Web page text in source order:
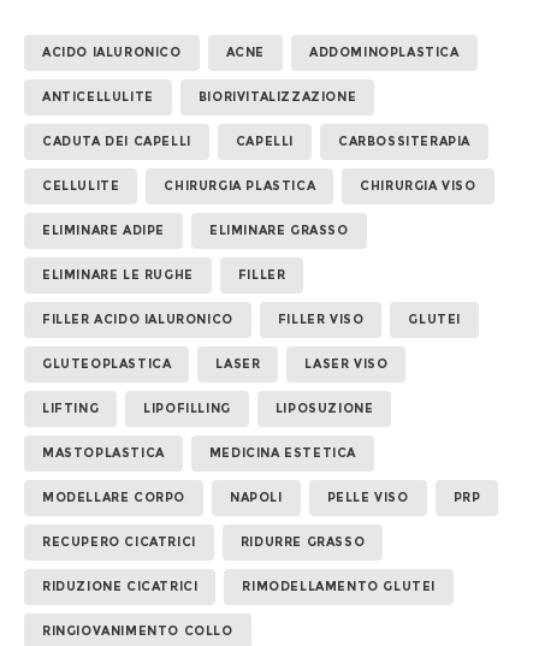
ACIDO IALURONICO ACNE ADDOMINOPLASTICA
ANTICELLULITE BIORIVITALIZZAZIONE
CADUTA DEI CAPELLI CAPELLI CARBOSSITERAPIA
CELLULITE CHIRURGIA PLASTICA CHIRURGIA VISO
ELIMINARE ADIPE ELIMINARE GRASSO
ELIMINARE LE RUGHE FILLER
FILLER ACIDO IALURONICO FILLER VISO GLUTEI
GLUTEOPLASTICA LASER LASER VISO
LIFTING LIPOFILLING LIPOSUZIONE
MASTOPLASTICA MEDICINA ESTETICA
MODELLARE CORPO NAPOLI PELLE VISO PRP
RECUPERO CICATRICI RIDURRE GRASSO
RIDUZIONE CICATRICI RIMODELLAMENTO GLUTEI
RINGIOVANIMENTO COLLO